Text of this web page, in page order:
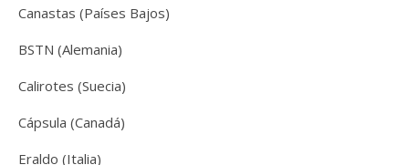
Canastas (Países Bajos)
BSTN (Alemania)
Calirotes (Suecia)
Cápsula (Canadá)
Eraldo (Italia)